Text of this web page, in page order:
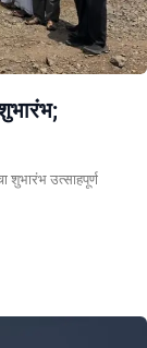
शुभारंभ उत्साहपूर्ण